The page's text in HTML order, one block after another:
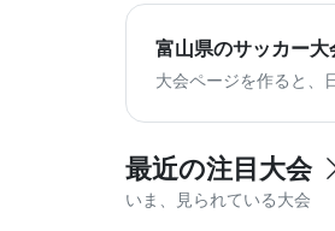
富山県のサッカー
大会ページを作ると、
最近の注目大会
いま、見られている大会